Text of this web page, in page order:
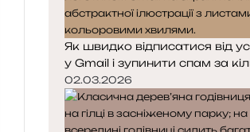
Як швидко відписатися від
у Gmail і зупинити спам за
02.03.2026